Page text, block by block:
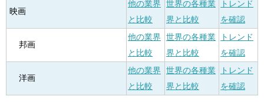
映画
他の業界
と比較
世界の各種業
界と比較
トレンド
を確認
邦画
他の業界
と比較
世界の各種業
界と比較
トレンド
を確認
洋画
他の業界
と比較
世界の各種業
界と比較
トレンド
を確認